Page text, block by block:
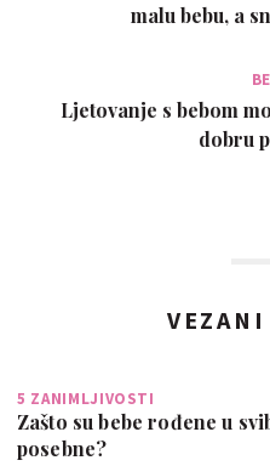
malu bebu, a
Ljetovanje s bebom
dobru
5 ZANIMLJIVOSTI
Zašto su bebe rođene u
posebne?